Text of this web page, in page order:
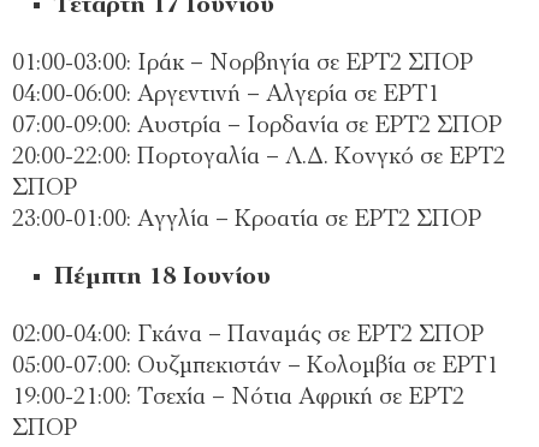
Τετάρτη 17 Ιουνίου
01:00-03:00: Ιράκ – Νορβηγία σε ΕΡΤ2 ΣΠΟΡ
04:00-06:00: Αργεντινή – Αλγερία σε ΕΡΤ1
07:00-09:00: Αυστρία – Ιορδανία σε ΕΡΤ2 ΣΠΟΡ
20:00-22:00: Πορτογαλία – Λ.Δ. Κονγκό σε ΕΡΤ2
ΣΠΟΡ
23:00-01:00: Αγγλία – Κροατία σε ΕΡΤ2 ΣΠΟΡ
Πέμπτη 18 Ιουνίου
02:00-04:00: Γκάνα – Παναμάς σε ΕΡΤ2 ΣΠΟΡ
05:00-07:00: Ουζμπεκιστάν – Κολομβία σε ΕΡΤ1
19:00-21:00: Τσεχία – Νότια Αφρική σε ΕΡΤ2
ΣΠΟΡ